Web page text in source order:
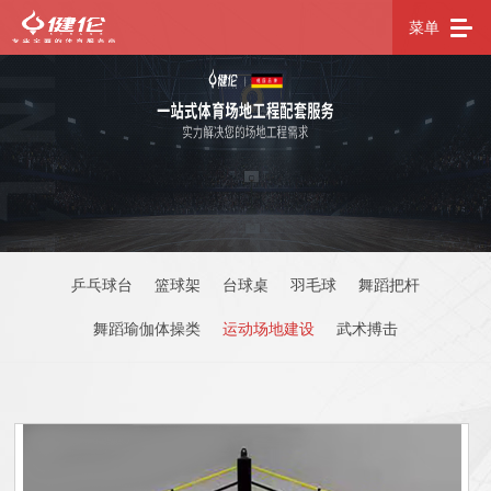
菜单
乒乓球台 篮球架 台球桌 羽毛球 舞蹈把杆
舞蹈瑜伽体操类 运动场地建设 武术搏击